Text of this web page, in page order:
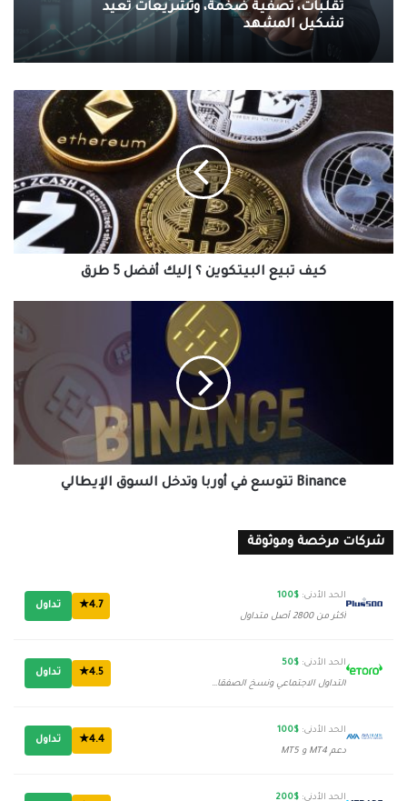
تقلبات، تصفية ضخمة، وتشريعات تُعيد
تشكيل المشهد
البيتكوين
؟
إليك
أفضل
5
طرق
كيف تبيع البيتكوين ؟ إليك أفضل 5 طرق
Binance تتوسع في أوربا وتدخل السوق الإيطالي
شركات مرخصة وموثوقة
الحد الأدنى: $100
أكثر من 2800 أصل متداول
4.7★ تداول
الحد الأدنى: $50
التداول الاجتماعي ونسخ الصفقات
4.5★ تداول
الحد الأدنى: $100
دعم MT4 و MT5
4.4★ تداول
الحد الأدنى: $200